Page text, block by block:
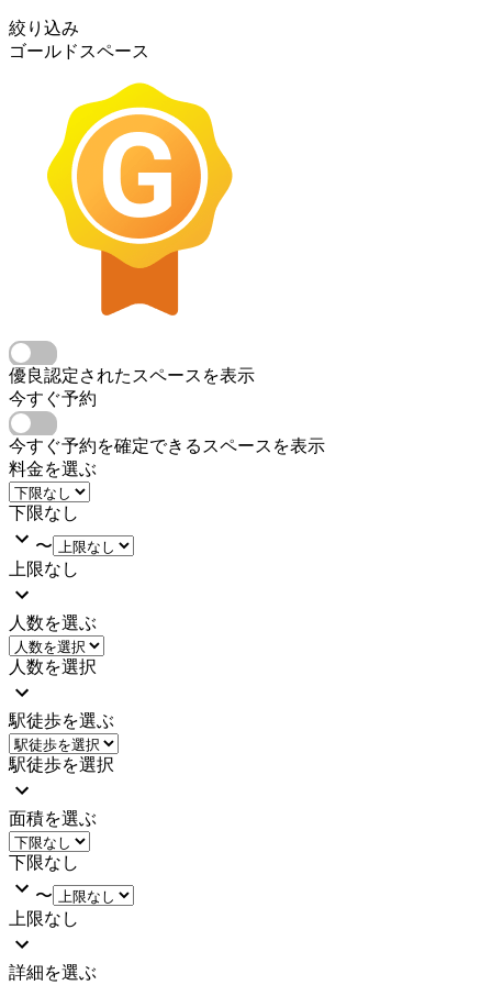
絞り込み
ゴールドスペース
優良認定されたスペースを表示
今すぐ予約
今すぐ予約を確定できるスペースを表示
料金を選ぶ
下限なし
〜
上限なし
人数を選ぶ
人数を選択
駅徒歩を選ぶ
駅徒歩を選択
面積を選ぶ
下限なし
〜
上限なし
詳細を選ぶ